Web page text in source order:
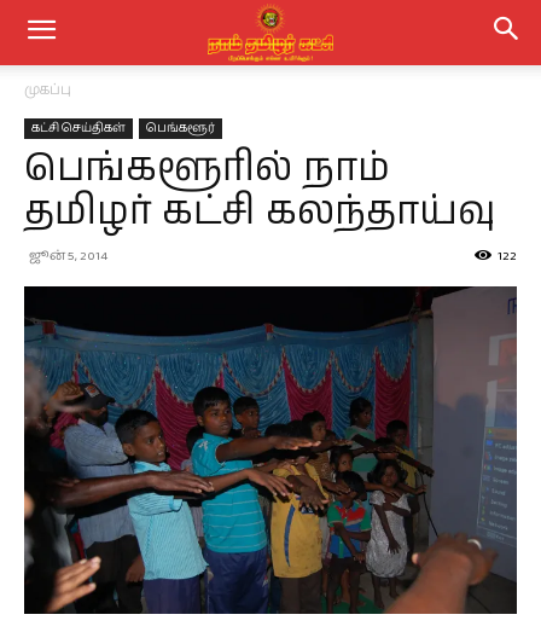
முகப்பு
கட்சி செய்திகள் பெங்களூர்
பெங்களூரில் நாம்
தமிழர் கட்சி கலந்தாய்வு
ஜூன் 5, 2014 122